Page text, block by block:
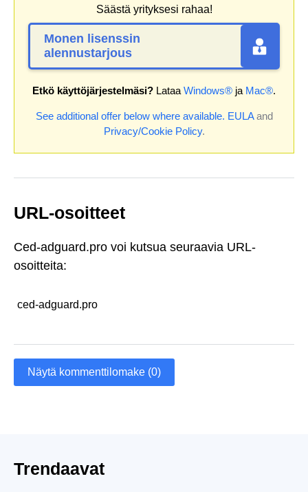
Säästä yrityksesi rahaa!
Monen lisenssin
alennustarjous
Etkö käyttöjärjestelmäsi? Lataa Windows® ja Mac®.
See additional offer below where available. EULAand
Privacy/Cookie Policy.
URL-osoitteet
Ced-adguard.pro voi kutsua seuraavia URL-
osoitteita:
ced-adguard.pro
Näytä kommenttilomake (0)
Trendaavat